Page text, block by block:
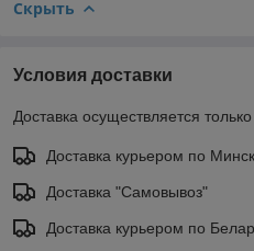
Скрыть
Условия доставки
Доставка осуществляется
Доставка курьером по
Доставка "Самовывоз"
Доставка курьером по